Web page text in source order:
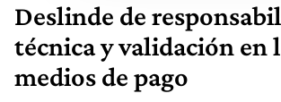
Deslinde de
técnica y validación en
medios de pago